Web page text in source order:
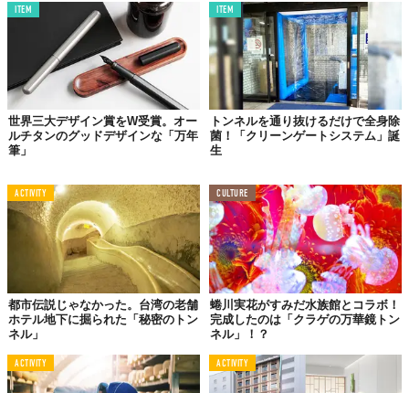
ITEM
世界三大デザイン賞をW受賞。オー
ルチタンのグッドデザインな「万年
筆」
ITEM
トンネルを通り抜けるだけで全身除
菌！「クリーンゲートシステム」誕
生
ACTIVITY
都市伝説じゃなかった。台湾の老舗
ホテル地下に掘られた「秘密のトン
ネル」
CULTURE
蜷川実花がすみだ水族館とコラボ！
完成したのは「クラゲの万華鏡トン
ネル」！？
ACTIVITY ACTIVITY